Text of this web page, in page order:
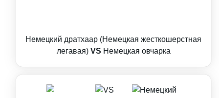
Немецкий дратхаар (Немецкая жесткошерстная
легавая) VS Немецкая овчарка